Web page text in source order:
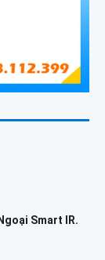
Smart IR.